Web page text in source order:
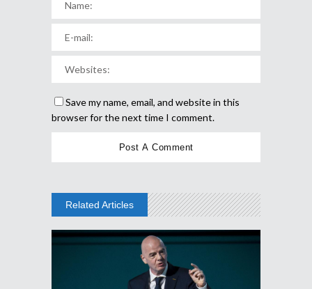
Save my name, email, and website in this
browser for the next time I comment.
Related Articles